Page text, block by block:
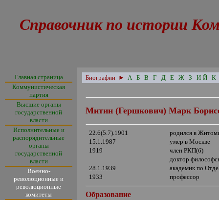
Справочник по истории
Главная страница
Коммунистическая
партия
Высшие органы
государственной
власти
Исполнительные и
распорядительные
органы
государственной
власти
Военно-
революционные и
революционные
комитеты
Биографии ► А Б В Г Д Е Ж З И-Й К
Митин (Гершкович) Марк
22.6(5.7).1901
родился в
15.1.1987
умер в Москве
1919
член РКП(б)
доктор
28.1.1939
академик по
1933
профессор
Образование